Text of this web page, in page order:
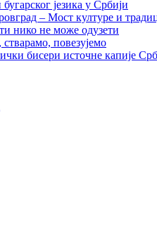
језика у Србији
– Мост културе и
нико не може одузети
повезујемо
бисери источне капије